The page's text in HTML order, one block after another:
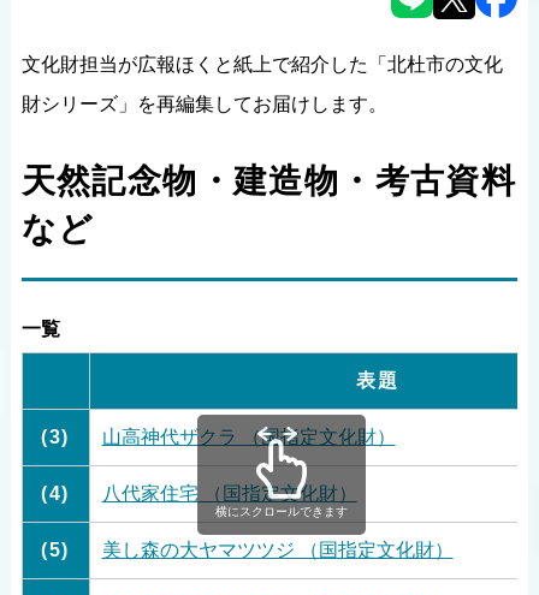
文化財担当が広報ほくと紙上で紹介した「北杜市の文化
財シリーズ」を再編集してお届けします。
天然記念物・建造物・考古資料
など
一覧
表題
(3) 山高神代ザクラ （国指定文化財）
(4) 八代家住宅 （国指定文化財）
(5) 美し森の大ヤマツツジ （国指定文化財）
横にスクロールできます